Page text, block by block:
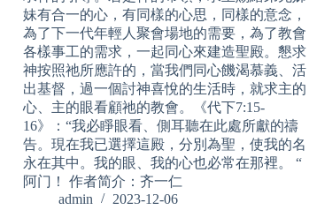
妹有合一的心，有同樣的心思，同樣的意念，
為了下一代年輕人聚會場地的需要，為了教會
各樣事工的需求，一起同心來建造聖殿。懇求
神按照祂所應許的，當我們同心饑渴慕義、活
出基督，過一個討神喜悅的生活時，就求主的
心、主的眼看顧祂的教會。《代下7:15-
16》：“我必睜眼看、側耳聽在此處所獻的禱
告。現在我已選擇這殿，分別為聖，使我的名
永在其中。我的眼、我的心也必常在那裡。 “
阿门！ 作者简介：齐一仁
admin
2023-12-06